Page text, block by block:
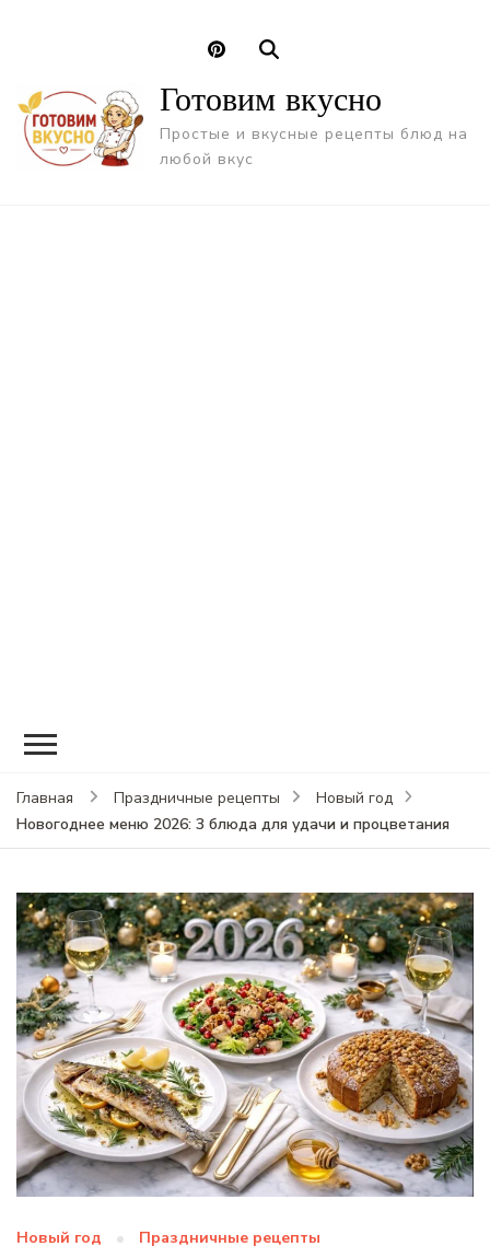
Готовим вкусно
Простые и вкусные рецепты блюд на
любой вкус
Главная Праздничные рецепты
Новый год
Новогоднее меню 2026: 3 блюда для удачи и процветания
Новый год Праздничные рецепты